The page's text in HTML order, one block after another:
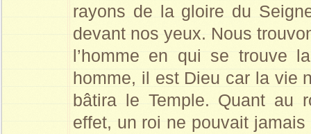
rayons de la gloire du
devant nos yeux. Nous
l’homme en qui se trouve
homme, il est Dieu car la vie
bâtira le Temple. Quant au
effet, un roi ne pouvait